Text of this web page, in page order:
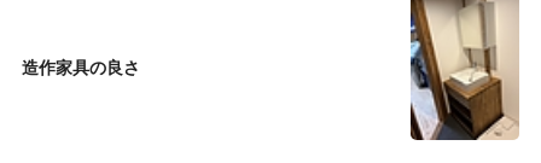
造作家具の良さ